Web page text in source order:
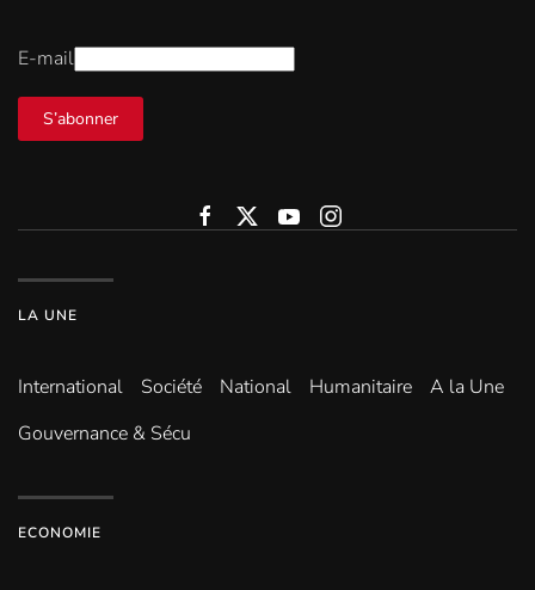
E-mail
S’abonner
LA UNE
International Société National Humanitaire
A la Une
Gouvernance & Sécu
ECONOMIE